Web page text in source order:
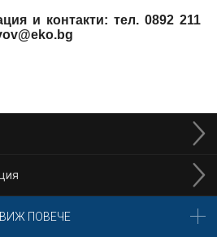
и контакти: тел. 0892 211
@eko.bg
ВИЖ ПОВЕЧЕ